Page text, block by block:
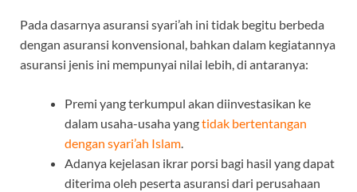
Pada dasarnya asuransi syari’ah ini tidak begitu berbeda
dengan asuransi konvensional, bahkan dalam kegiatannya
asuransi jenis ini mempunyai nilai lebih, di antaranya:
Premi yang terkumpul akan diinvestasikan ke
dalam usaha-usaha yangtidak bertentangan
dengan syari’ah Islam.
Adanya kejelasan ikrar porsi bagi hasil yang dapat
diterima oleh peserta asuransi dari perusahaan